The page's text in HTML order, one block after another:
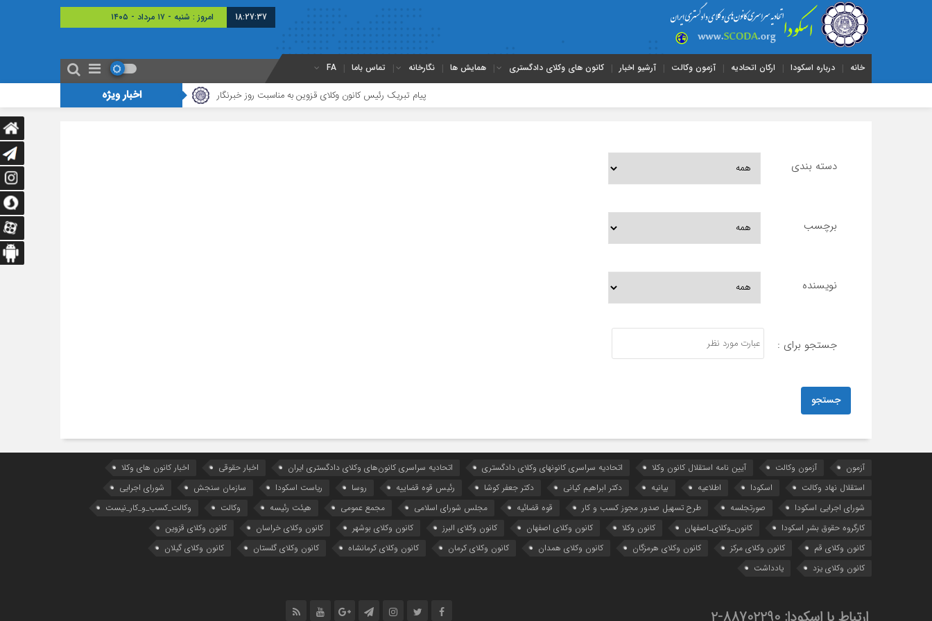
18:27:38 امروز : شنبه - ۱۷ مرداد - ۱۴۰۵
خانه درباره اسکودا ارکان اتحادیه آزمون وکالت آرشیو اخبار کانون های وکلای دادگستری همایش ها نگارخانه تماس باما FA
اخبار ویژه پیام تبریک رئیس کانون وکلای قزوین به مناسبت روز خبرنگار قانون تسهیل به جای ایجاد اشتغال، بسیاری از وکلای
دسته بندی
برچسب
نویسنده
جستجو برای :
آزمون آزمون وکالت آیین ‌نامه استقلال کانون وکلا اتحادیه سراسری کانونهای وکلای دادگستری اتحادیه سراسری کانون‌های وکلای دادگستری ایران اخبار حقوقی
اخبار کانون های وکلا
استقلال نهاد وکالت
اسکودا اطلاعیه بیانیه دکتر ابراهیم کیانی دکتر جعفر کوشا رئیس قوه قضاییه روسا ریاست اسکودا سازمان سنجش
شورای اجرایی
شورای اجرایی اسکودا
صورتجلسه طرح تسهیل صدور مجوز کسب و کار قوه قضائیه مجلس شورای اسلامی مجمع عمومی هیئت رئیسه وکالت
وکالت_کسب_و_کار_نیست
کارگروه حقوق بشر اسکودا
کانون_وکلای_اصفهان کانون وکلا کانون وکلای اصفهان کانون وکلای البرز کانون وکلای بوشهر کانون وکلای خراسان
کانون وکلای قزوین
کانون وکلای قم
کانون وکلای مرکز کانون وکلای هرمزگان کانون وکلای همدان کانون وکلای کرمان کانون وکلای کرمانشاه کانون وکلای گلستان
کانون وکلای گیلان
کانون وکلای یزد
یادداشت